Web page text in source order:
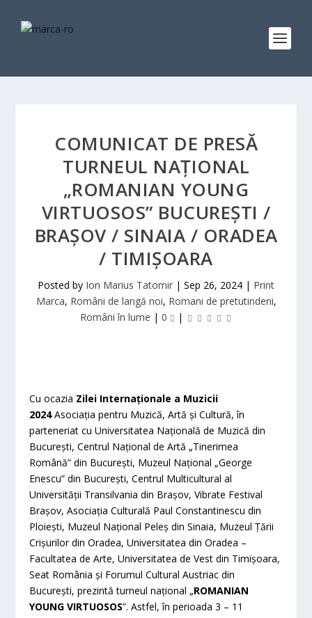
COMUNICAT DE PRESĂ
TURNEUL NAȚIONAL
„ROMANIAN YOUNG
VIRTUOSOS” BUCUREȘTI /
BRAȘOV / SINAIA / ORADEA
/ TIMIȘOARA
Posted by Ion Marius Tatomir | Sep 26, 2024 | Print
Marca, Români de langă noi, Romani de pretutindeni,
Români în lume | 0 |
Cu ocazia Zilei Internaționale a Muzicii
2024Asociația pentru Muzică, Artă și Cultură, în
parteneriat cu Universitatea Națională de Muzică din
București, Centrul Național de Artă „Tinerimea
Română” din București, Muzeul Național „George
Enescu” din București, Centrul Multicultural al
Universității Transilvania din Brașov, Vibrate Festival
Brașov, Asociația Culturală Paul Constantinescu din
Ploiești, Muzeul Național Peleș din Sinaia, Muzeul Țării
Crișurilor din Oradea, Universitatea din Oradea –
Facultatea de Arte, Universitatea de Vest din Timișoara,
Seat România și Forumul Cultural Austriac din
București, prezintă turneul național „ROMANIAN
YOUNG VIRTUOSOS”. Astfel, în perioada 3 – 11